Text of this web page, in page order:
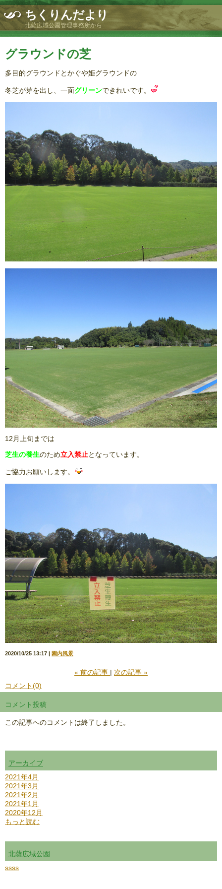
ちくりんだより
北薩広域公園管理事務所から
グラウンドの芝
多目的グラウンドとかぐや姫グラウンドの
冬芝が芽を出し、一面グリーンできれいです。
12月上旬までは
芝生の養生のため立入禁止となっています。
ご協力お願いします。
2020/10/25 13:17 園内風景
« 前の記事 次の記事 »
コメント(0)
コメント投稿
この記事へのコメントは終了しました。
アーカイブ
2021年4月
2021年3月
2021年2月
2021年1月
2020年12月
もっと読む
北薩広域公園
ssss